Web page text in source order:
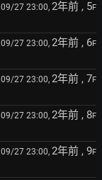
09/27 23:00, 2年前 , 5F
09/27 23:00, 2年前 , 6F
09/27 23:00, 2年前 , 7F
09/27 23:00, 2年前 , 8F
09/27 23:00, 2年前 , 9F